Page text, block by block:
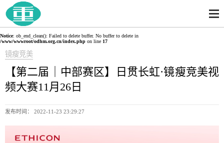
Notice: ob_end_clean(): Failed to delete buffer. No buffer to delete in
/www/wwwroot/odhm.org.cn/index.php on line 17
镜瘦竞美
【第二届｜中部赛区】日贯长虹·镜瘦竞美视
频大赛11月26日
发布时间： 2022-11-23 23:29:27